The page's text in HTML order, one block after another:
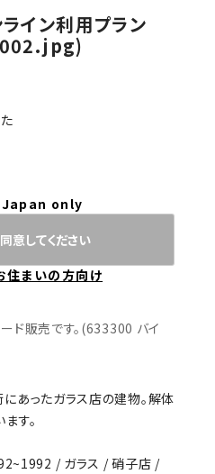
イン利用プラン
only
意してください
住まいの方向け
ド販売です。(633300 バイ
あったガラス店の建物。解体
す。
/ ガラス / 硝子店 /